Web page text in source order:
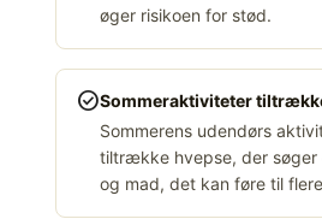
øger risikoen for stød.
check_circleSommeraktiviteter
Sommerens udendørs
tiltrække hvepse, der søger
og mad, det kan føre til